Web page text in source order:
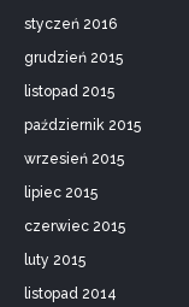
styczeń 2016
grudzień 2015
listopad 2015
październik 2015
wrzesień 2015
lipiec 2015
czerwiec 2015
luty 2015
listopad 2014